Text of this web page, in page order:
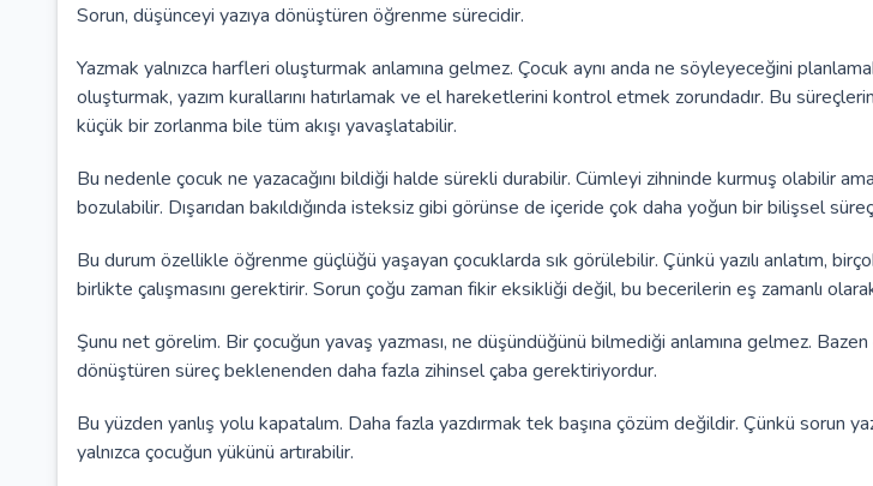
Sorun, düşünceyi yazıya dönüştüren öğrenme sürecidir.
Yazmak yalnızca harfleri oluşturmak anlamına gelmez. Çocuk aynı anda ne söyleyeceğini
oluşturmak, yazım kurallarını hatırlamak ve el hareketlerini kontrol etmek zorundadır. Bu süreçlerin
küçük bir zorlanma bile tüm akışı yavaşlatabilir.
Bu nedenle çocuk ne yazacağını bildiği halde sürekli durabilir. Cümleyi zihninde kurmuş olabilir
bozulabilir. Dışarıdan bakıldığında isteksiz gibi görünse de içeride çok daha yoğun bir bilişsel
Bu durum özellikle öğrenme güçlüğü yaşayan çocuklarda sık görülebilir. Çünkü yazılı anlatım,
birlikte çalışmasını gerektirir. Sorun çoğu zaman fikir eksikliği değil, bu becerilerin eş zamanlı
Şunu net görelim. Bir çocuğun yavaş yazması, ne düşündüğünü bilmediği anlamına gelmez. Bazen
dönüştüren süreç beklenenden daha fazla zihinsel çaba gerektiriyordur.
Bu yüzden yanlış yolu kapatalım. Daha fazla yazdırmak tek başına çözüm değildir. Çünkü sorun
yalnızca çocuğun yükünü artırabilir.